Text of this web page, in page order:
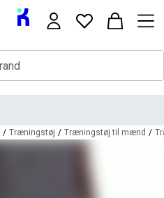
/ Træningstøj / Træningstøj til mænd /